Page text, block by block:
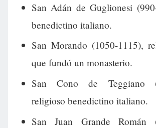
San Adán de Guglionesi
benedictino italiano.
San Morando (1050-1115),
que fundó un monasterio.
San Cono de Teggiano
religioso benedictino italiano.
San Juan Grande Román